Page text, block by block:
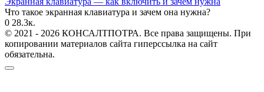
Что такое экранная клавиатура и зачем она нужна?
0 28.3к.
© 2021 - 2026 КОНСАЛТПОТРА. Все права защищены. При
копировании материалов сайта гиперссылка на сайт
обязательна.